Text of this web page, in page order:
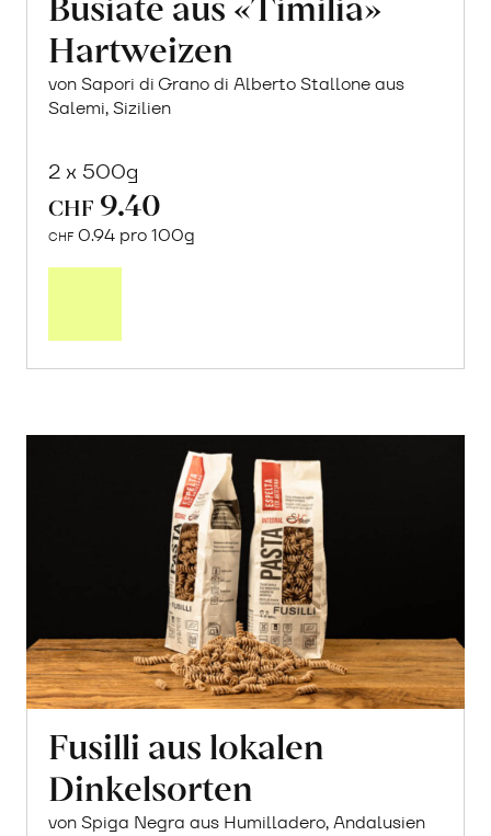
Hartweizen
von Sapori di Grano di Alberto Stallone aus
Salemi, Sizilien
2 x 500g
CHF 9.40
CHF 0.94 pro 100g
Fusilli aus lokalen
Dinkelsorten
von Spiga Negra aus Humilladero, Andalusien